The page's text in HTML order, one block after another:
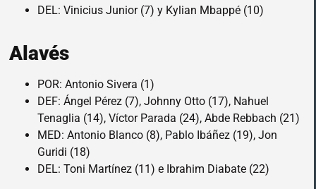
DEL: Vinicius Junior (7) y Kylian Mbappé (10)
Alavés
POR: Antonio Sivera (1)
DEF: Ángel Pérez (7), Johnny Otto (17), Nahuel
Tenaglia (14), Víctor Parada (24), Abde Rebbach (21)
MED: Antonio Blanco (8), Pablo Ibáñez (19), Jon
Guridi (18)
DEL: Toni Martínez (11) e Ibrahim Diabate (22)